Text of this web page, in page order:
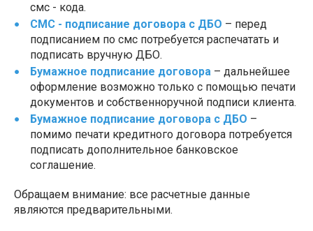
смс - кода.
СМС - подписание договора с ДБО – перед
подписанием по смс потребуется распечатать и
подписать вручную ДБО.
Бумажное подписание договора– дальнейшее
оформление возможно только с помощью печати
документов и собственноручной подписи клиента.
Бумажное подписание договора с ДБО –
помимо печати кредитного договора потребуется
подписать дополнительное банковское
соглашение.
Обращаем внимание: все расчетные данные
являются предварительными.